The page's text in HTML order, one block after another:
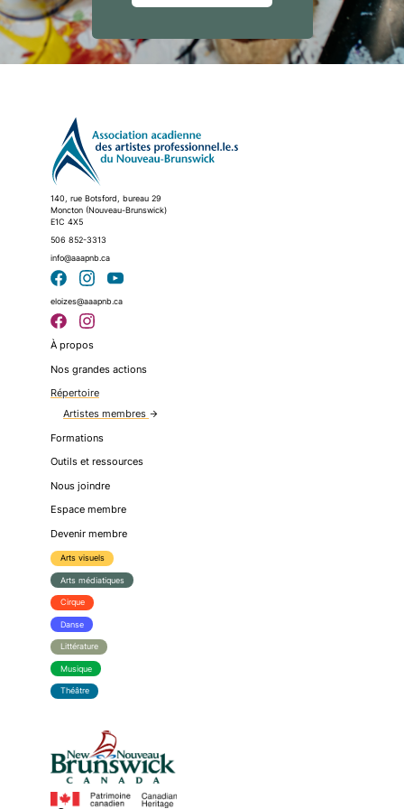
140, rue Botsford, bureau 29
Moncton (Nouveau-Brunswick)
E1C 4X5
506 852-3313
info@aaapnb.ca
eloizes@aaapnb.ca
À propos
Nos grandes actions
Répertoire
Artistes membres arrow_forward
Formations
Outils et ressources
Nous joindre
Espace membre
Devenir membre
Arts visuels
Arts médiatiques
Cirque
Danse
Littérature
Musique
Théâtre